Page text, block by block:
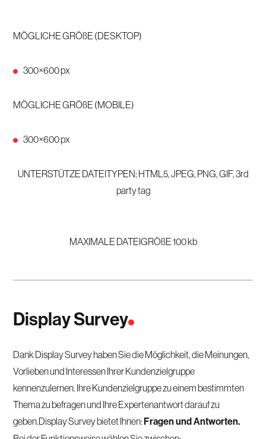
MÖGLICHE GRÖßE (DESKTOP)
300×600 px
MÖGLICHE GRÖßE (MOBILE)
300×600 px
UNTERSTÜTZE DATEITYPEN; HTML5, JPEG, PNG, GIF, 3rd
party tag
MAXIMALE DATEIGRÖßE 100 kb
Display Survey
Dank Display Survey haben Sie die Möglichkeit, die Meinungen,
Vorlieben und Interessen Ihrer Kundenzielgruppe
kennenzulernen. Ihre Kundenzielgruppe zu einem bestimmten
Thema zu befragen und Ihre Expertenantwort darauf zu
geben.Display Survey bietet Ihnen:Fragen und Antworten.